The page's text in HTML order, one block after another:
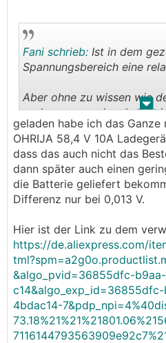
. .
Fani schrieb: Ist in dem
Spannungsbereich eine
Aber ohne zu wissen wie
vorher ausgesehen hat,
Einschätzung möglich.
Wenn es aber ein
von der Zellsortierung
geladen habe ich das
OHRIJA 58,4 V 10A
dass das auch nicht das
dann später auch einen
die Batterie geliefert
Differenz nur bei 0,013 V.
Hier ist der Link zu dem
https://de.aliexpress.com/
&algo_pvid=36855dfc-
4bdac14-